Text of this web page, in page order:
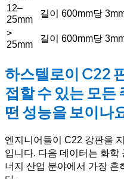
12–
25mm
길이 600mm당
>
25mm
길이 600mm당
하스텔로이 C22
접할 수 있는 모든
떤 성능을 보이나
엔지니어들이 C22 강판을
입니다. 다음 데이터는 화학
너지 산업 분야에서 가장 흔